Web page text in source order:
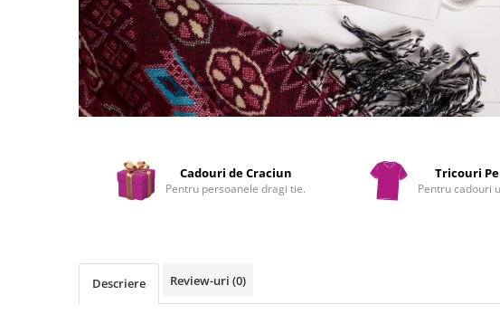
Corturi gonflabile
Green Screen
Cadouri de Craciun
Pentru persoanele dragi tie.
Tricouri
Pentru cadouri
Descriere Review-uri (0)